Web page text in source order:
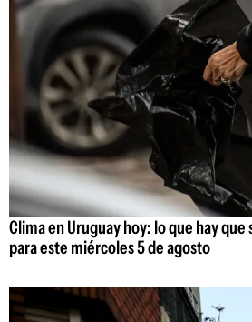
Clima en Uruguay hoy: lo que hay
para este miércoles 5 de agosto